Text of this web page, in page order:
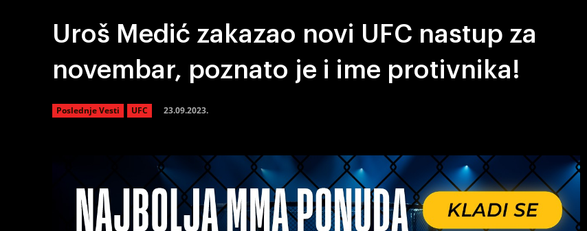
Uroš Medić zakazao novi UFC nastup za
novembar, poznato je i ime protivnika!
Poslednje Vesti UFC 23.09.2023.